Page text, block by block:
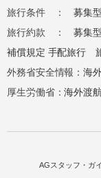
旅行条件 ：募集
旅行約款 ：募集
補償規定 手配旅行
外務省安全情報：海
厚生労働省：海外渡
AGスタッフ・ガ